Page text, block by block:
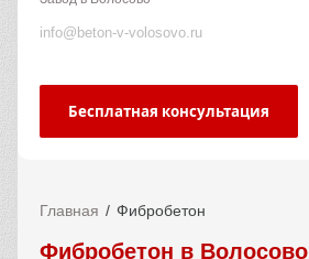
info@beton-v-volosovo.ru
Бесплатная консультация
Главная Фибробетон
Фибробетон в Волосово